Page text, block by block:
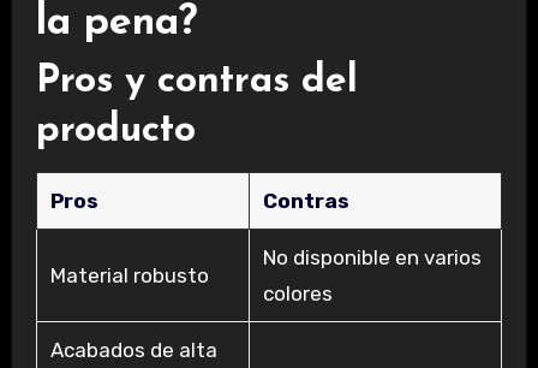
la pena?
Pros y contras del
producto
Pros Contras
Material robusto
No disponible en varios
colores
Acabados de alta